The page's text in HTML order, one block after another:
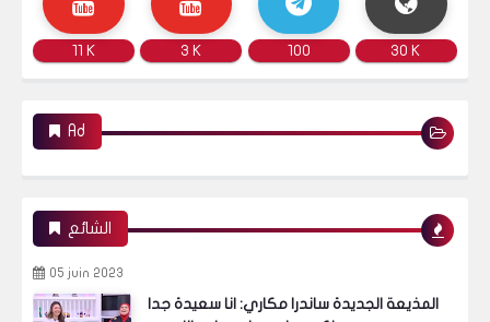
11 K 3 K 100 30 K
Ad
الشائع
05 juin 2023
المذيعة الجديدة ساندرا مكاري: انا سعيدة جدا